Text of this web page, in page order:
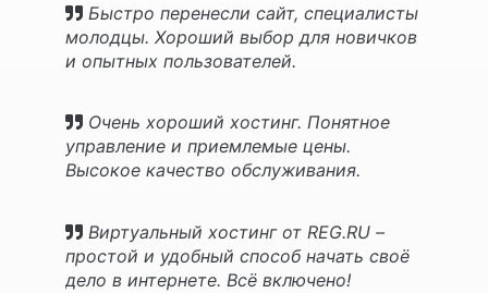
Быстро перенесли сайт, специалисты
молодцы. Хороший выбор для новичков
и опытных пользователей.
Очень хороший хостинг. Понятное
управление и приемлемые цены.
Высокое качество обслуживания.
Виртуальный хостинг от REG.RU –
простой и удобный способ начать своё
дело в интернете. Всё включено!